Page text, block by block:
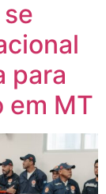
para
em MT